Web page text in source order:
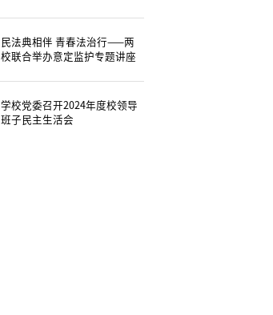
民法典相伴 青春法治行——两
校联合举办意定监护专题讲座
学校党委召开2024年度校领导
班子民主生活会